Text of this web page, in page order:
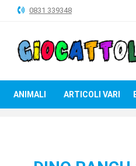
ANIMALI
BAMBOLE
0831 339348
ANIMALI ARTICOLI VARI